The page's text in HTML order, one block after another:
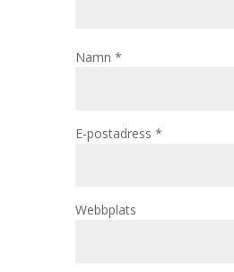
Namn *
E-postadress *
Webbplats